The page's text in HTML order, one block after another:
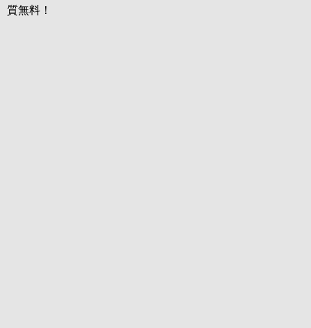
質無料！